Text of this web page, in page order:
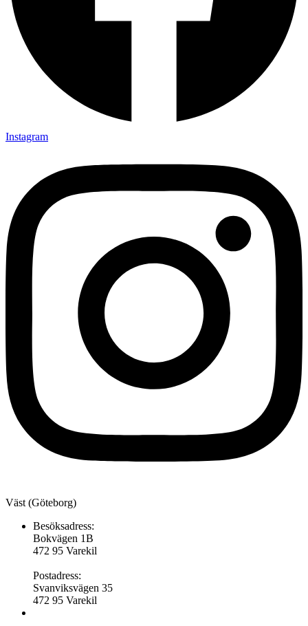
Instagram
Väst (Göteborg)
Besöksadress:
Bokvägen 1B
472 95 Varekil
Postadress:
Svanviksvägen 35
472 95 Varekil